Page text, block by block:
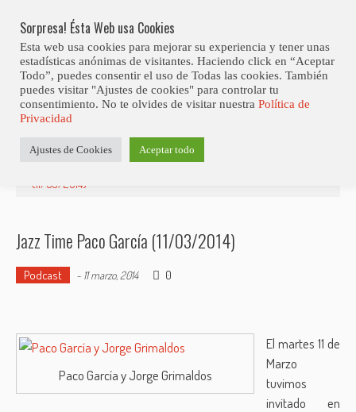
content
Club Contest.
Podcast > Jazz Time Paco García
(11/03/2014)
Jazz Time Paco García (11/03/2014)
Podcast - 11 marzo, 2014 0
Paco García y Jorge Grimaldos
El martes 11 de
Marzo
tuvimos
invitado en
Sorpresa! Ésta Web usa Cookies
Esta web usa cookies para mejorar su experiencia y tener unas
estadísticas anónimas de visitantes. Haciendo click en “Aceptar
Todo”, puedes consentir el uso de Todas las cookies. También
puedes visitar "Ajustes de cookies" para controlar tu
consentimiento. No te olvides de visitar nuestra Política de
Privacidad
Ajustes de Cookies Aceptar todo